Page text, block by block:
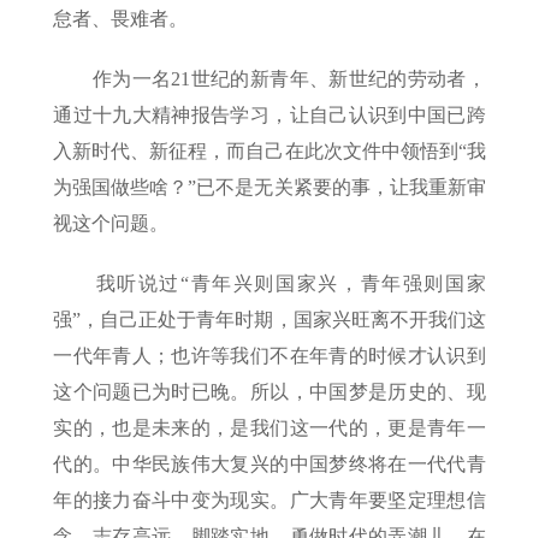
怠者、畏难者。
作为一名21世纪的新青年、新世纪的劳动者，
通过十九大精神报告学习，让自己认识到中国已跨
入新时代、新征程，而自己在此次文件中领悟到“我
为强国做些啥？”已不是无关紧要的事，让我重新审
视这个问题。
我听说过“青年兴则国家兴，青年强则国家
强”，自己正处于青年时期，国家兴旺离不开我们这
一代年青人；也许等我们不在年青的时候才认识到
这个问题已为时已晚。所以，中国梦是历史的、现
实的，也是未来的，是我们这一代的，更是青年一
代的。中华民族伟大复兴的中国梦终将在一代代青
年的接力奋斗中变为现实。广大青年要坚定理想信